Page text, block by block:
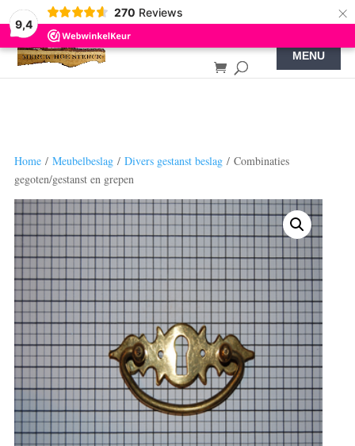
9,4
270 Reviews ×
Home/ Meubelbeslag/ Divers gestanst beslag/ Combinaties
gegoten/gestanst en grepen